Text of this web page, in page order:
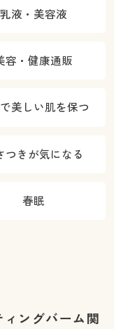
乳液・美容液
容・健康通販
美しい肌を保つ
つきが気になる
春眠
ングバーム関